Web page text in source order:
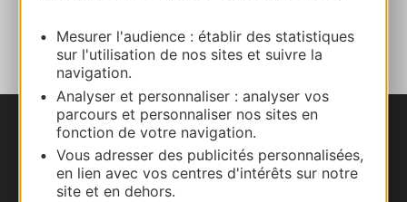
Mesurer l'audience : établir des statistiques
sur l'utilisation de nos sites et suivre la
navigation.
Analyser et personnaliser : analyser vos
parcours et personnaliser nos sites en
fonction de votre navigation.
Vous adresser des publicités personnalisées,
en lien avec vos centres d'intérêts sur notre
site et en dehors.
Nous contacter
Carte interactive